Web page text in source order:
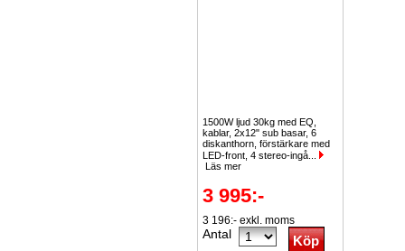
1500W ljud 30kg med EQ,
kablar, 2x12" sub basar, 6
diskanthorn, förstärkare med
LED-front, 4 stereo-ingå...
Läs mer
3 995:-
3 196:- exkl. moms
Antal